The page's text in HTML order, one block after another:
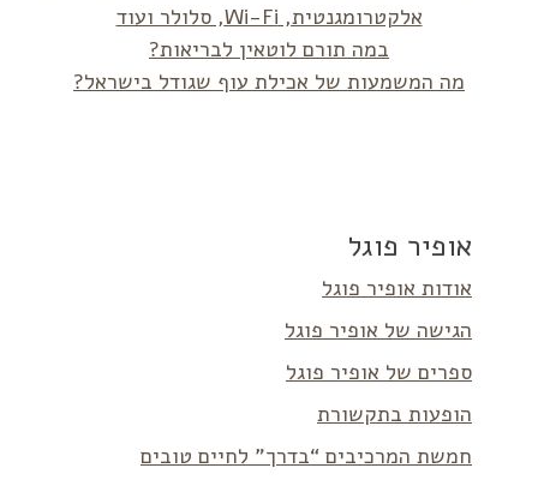
אלקטרומגנטית, Wi-Fi, סלולר ועוד
במה תורם לוטאין לבריאות?
מה המשמעות של אכילת עוף שגודל בישראל?
אופיר פוגל
אודות אופיר פוגל
הגישה של אופיר פוגל
ספרים של אופיר פוגל
הופעות בתקשורת
חמשת המרכיבים “בדרך” לחיים טובים